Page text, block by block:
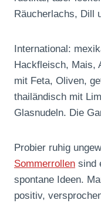
Räucherlachs, Dill
International:
Hackfleisch, Mais,
mit Feta, Oliven,
thailändisch mit
Glasnudeln. Die
Probier ruhig
Sommerrollen sind
spontane Ideen.
positiv,